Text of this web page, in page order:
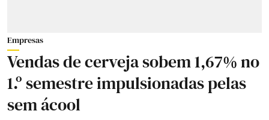
Empresas
Vendas de cerveja sobem 1,67% no
1.º semestre impulsionadas pelas
sem ácool